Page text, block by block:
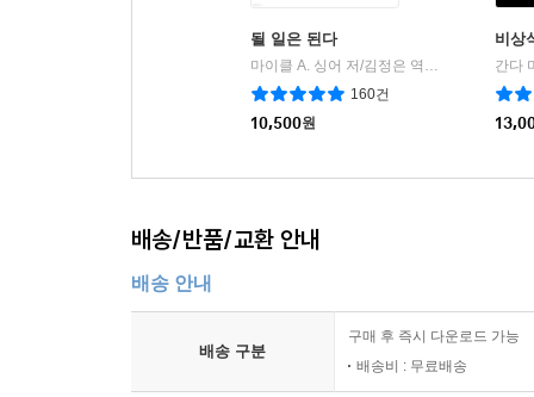
될 일은 된다
마이클 A. 싱어 저/김정은 역
| 정신세계사
160건
10,500원
비상
배송/반품/교환 안내
배송 안내
배송 구분
구매 후 즉시 다운로드 가능
배송비 : 무료배송